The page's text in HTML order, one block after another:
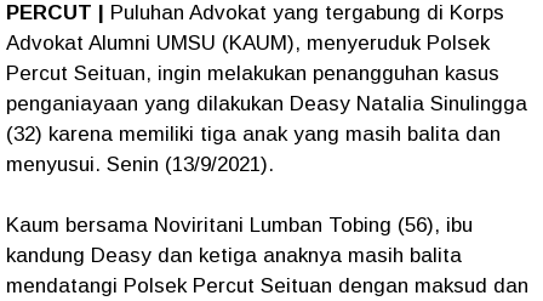
PERCUT | Puluhan Advokat yang tergabung di Korps
Advokat Alumni UMSU (KAUM), menyeruduk Polsek
Percut Seituan, ingin melakukan penangguhan kasus
penganiayaan yang dilakukan Deasy Natalia Sinulingga
(32) karena memiliki tiga anak yang masih balita dan
menyusui. Senin (13/9/2021).
Kaum bersama Noviritani Lumban Tobing (56), ibu
kandung Deasy dan ketiga anaknya masih balita
mendatangi Polsek Percut Seituan dengan maksud dan